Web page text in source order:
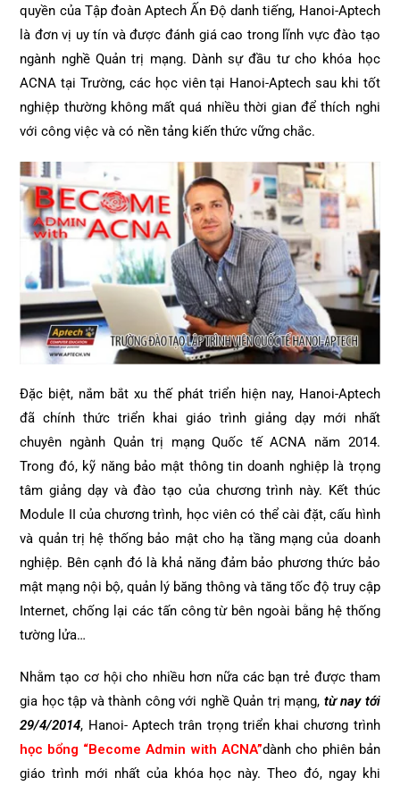
quyền của Tập đoàn Aptech Ấn Độ danh tiếng, Hanoi-Aptech
là đơn vị uy tín và được đánh giá cao trong lĩnh vực đào tạo
ngành nghề Quản trị mạng. Dành sự đầu tư cho khóa học
ACNA tại Trường, các học viên tại Hanoi-Aptech sau khi tốt
nghiệp thường không mất quá nhiều thời gian để thích nghi
với công việc và có nền tảng kiến thức vững chắc.
Đặc biệt, nắm bắt xu thế phát triển hiện nay, Hanoi-Aptech
đã chính thức triển khai giáo trình giảng dạy mới nhất
chuyên ngành Quản trị mạng Quốc tế ACNA năm 2014.
Trong đó, kỹ năng bảo mật thông tin doanh nghiệp là trọng
tâm giảng dạy và đào tạo của chương trình này. Kết thúc
Module II của chương trình, học viên có thể cài đặt, cấu hình
và quản trị hệ thống bảo mật cho hạ tầng mạng của doanh
nghiệp. Bên cạnh đó là khả năng đảm bảo phương thức bảo
mật mạng nội bộ, quản lý băng thông và tăng tốc độ truy cập
Internet, chống lại các tấn công từ bên ngoài bằng hệ thống
tường lửa…
Nhằm tạo cơ hội cho nhiều hơn nữa các bạn trẻ được tham
gia học tập và thành công với nghề Quản trị mạng, từ nay tới
29/4/2014, Hanoi- Aptech trân trọng triển khai chương trình
học bổng “Become Admin with ACNA”dành cho phiên bản
giáo trình mới nhất của khóa học này. Theo đó, ngay khi